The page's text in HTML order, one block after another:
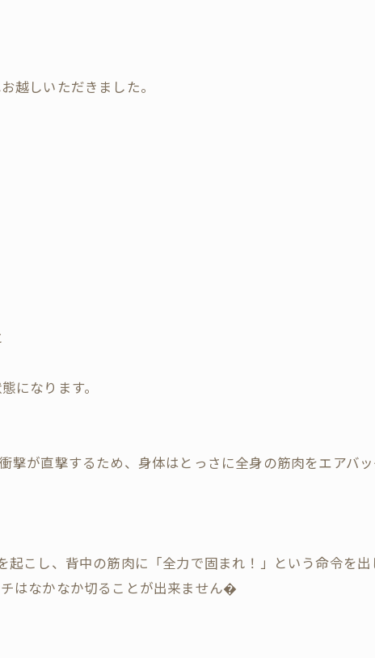
越しいただきました。
になります。
が直撃するため、身体はとっさに全身の筋肉をエアバ
こし、背中の筋肉に「全力で固まれ！」という命令を出
はなかなか切ることが出来ません�